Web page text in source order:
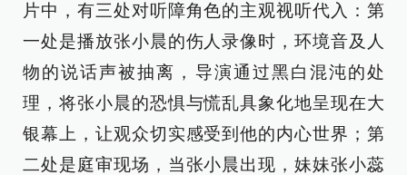
片中，有三处对听障角色的主观视听代入：第
一处是播放张小晨的伤人录像时，环境音及人
物的说话声被抽离，导演通过黑白混沌的处
理，将张小晨的恐惧与慌乱具象化地呈现在大
银幕上，让观众切实感受到他的内心世界；第
二处是庭审现场，当张小晨出现，妹妹张小蕊